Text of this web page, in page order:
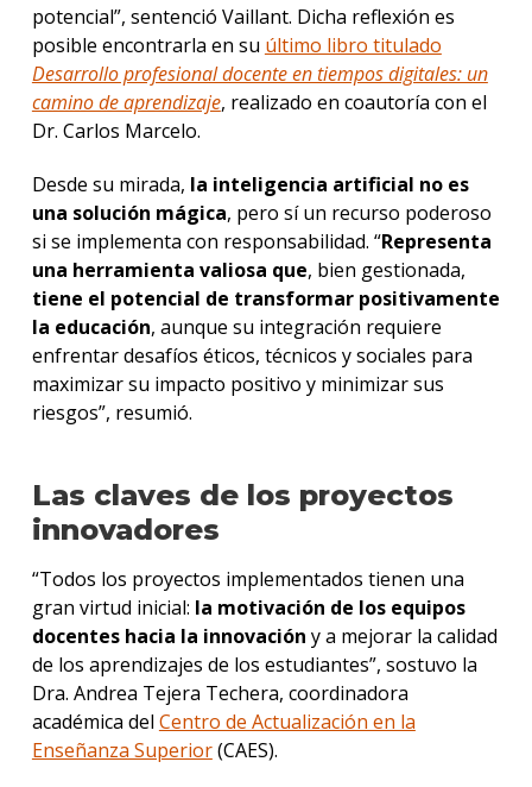
potencial”, sentenció Vaillant. Dicha reflexión es
posible encontrarla en su último libro titulado
Desarrollo profesional docente en tiempos digitales: un
camino de aprendizaje, realizado en coautoría con el
Dr. Carlos Marcelo.
Desde su mirada, la inteligencia artificial no es
una solución mágica, pero sí un recurso poderoso
si se implementa con responsabilidad. “Representa
una herramienta valiosa que, bien gestionada,
tiene el potencial de transformar positivamente
la educación, aunque su integración requiere
enfrentar desafíos éticos, técnicos y sociales para
maximizar su impacto positivo y minimizar sus
riesgos”, resumió.
Las claves de los proyectos
innovadores
“Todos los proyectos implementados tienen una
gran virtud inicial: la motivación de los equipos
docentes hacia la innovación y a mejorar la calidad
de los aprendizajes de los estudiantes”, sostuvo la
Dra. Andrea Tejera Techera, coordinadora
académica del Centro de Actualización en la
Enseñanza Superior(CAES).